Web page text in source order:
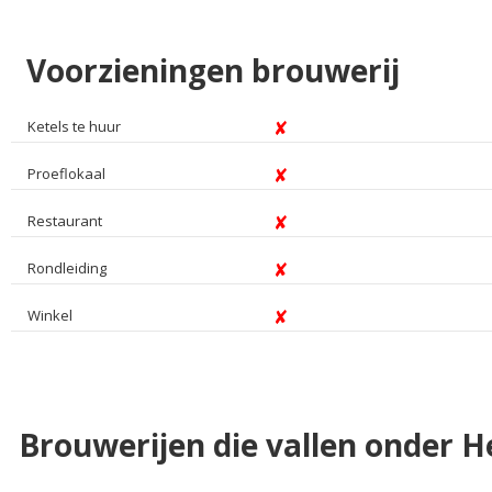
Voorzieningen brouwerij
Ketels te huur
Proeflokaal
Restaurant
Rondleiding
Winkel
Brouwerijen die vallen onder